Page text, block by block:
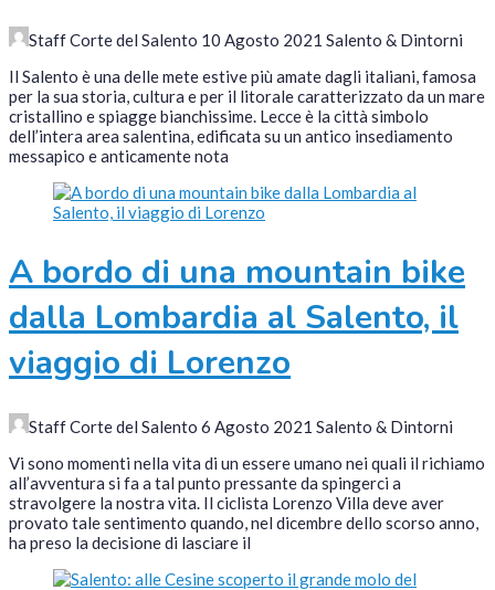
Staff Corte del Salento 10 Agosto 2021 Salento & Dintorni
Il Salento è una delle mete estive più amate dagli italiani, famosa
per la sua storia, cultura e per il litorale caratterizzato da un mare
cristallino e spiagge bianchissime. Lecce è la città simbolo
dell’intera area salentina, edificata su un antico insediamento
messapico e anticamente nota
A bordo di una mountain bike
dalla Lombardia al Salento, il
viaggio di Lorenzo
Staff Corte del Salento 6 Agosto 2021 Salento & Dintorni
Vi sono momenti nella vita di un essere umano nei quali il richiamo
all’avventura si fa a tal punto pressante da spingerci a
stravolgere la nostra vita. Il ciclista Lorenzo Villa deve aver
provato tale sentimento quando, nel dicembre dello scorso anno,
ha preso la decisione di lasciare il